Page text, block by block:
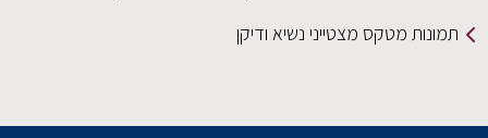
תמונות מטקס מצטייני נשיא ודיקן